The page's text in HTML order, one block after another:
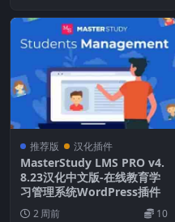
推荐版 汉化插件
MasterStudy LMS PRO v4.
8.23汉化中文版-在线教育学
习管理系统WordPress插件
2 周前 10